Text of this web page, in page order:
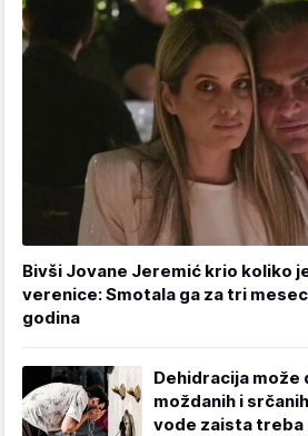
Bivši Jovane Jeremić krio koliko
verenice: Smotala ga za tri
godina
Dehidracija može
moždanih i
vode zaista treba